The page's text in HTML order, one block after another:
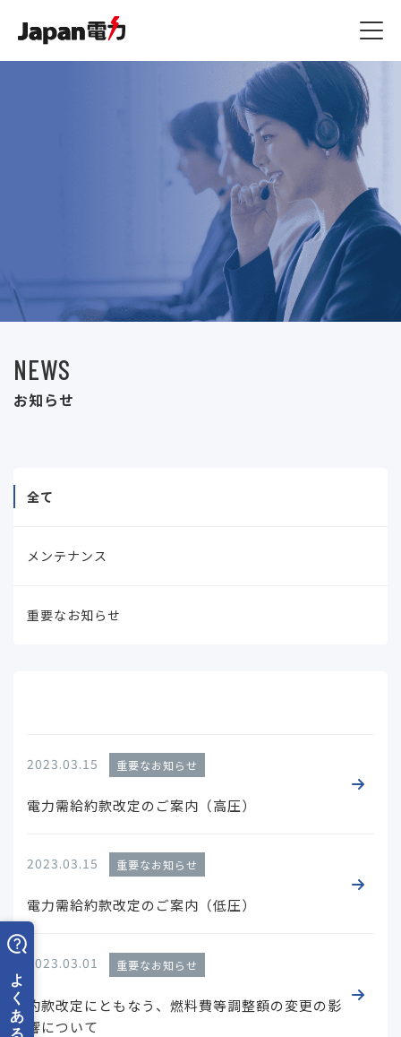
燃料費等調整額
JSプラン
ジャパン家電修理アシスト
ジャパン駆けつけアシスト
その他
NEWS
お知らせ
全て
メンテナンス
重要なお知らせ
2023.03.15 重要なお知らせ
電力需給約款改定のご案内（高圧）
2023.03.15 重要なお知らせ
電力需給約款改定のご案内（低圧）
2023.03.01 重要なお知らせ
約款改定にともなう、燃料費等調整額の変更の影
響について